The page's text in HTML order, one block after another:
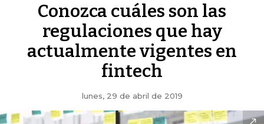
Conozca cuáles son las
regulaciones que hay
actualmente vigentes en
fintech
lunes, 29 de abril de 2019